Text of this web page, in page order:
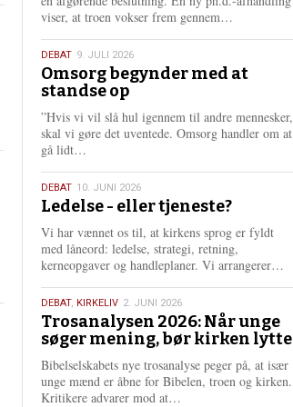
viser, at troen vokser frem gennem…
e
e
9.
juli
2026
DEBAT 9. JULI 2026
Omsorg begynder med at
standse op
”Hvis vi vil slå hul igennem til andre mennesker,
skal vi gøre det uventede. Omsorg handler om at
gå lidt…
s
e
r
e
10.
juni
2026
DEBAT 10. JUNI 2026
Ledelse - eller tjeneste?
Vi har vænnet os til, at kirkens sprog er fyldt
med låneord: ledelse, strategi, retning,
kerneopgaver og handleplaner. Vi arrangerer…
r
e
2.
juni
2026
DEBAT, KIRKELIV 2. JUNI 2026
Trosanalysen 2026: Når unge
søger mening, bør kirken lytte
Bibelselskabets nye trosanalyse peger på, at især
unge mænd er åbne for Bibelen, troen og kirken.
Kritikere advarer mod at…